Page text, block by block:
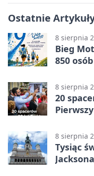
Ostatnie
8 sierpnia
Bieg
850
8 sierpnia
20
8 sierpnia
Tysiąc